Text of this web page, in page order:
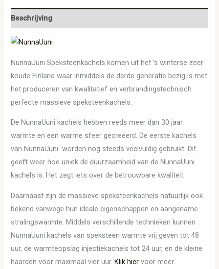
Beschrijving
NunnaUuni Speksteenkachels komen uit het ’s winterse zeer
koude Finland waar inmiddels de derde generatie bezig is met
het produceren van kwalitatief en verbrandingstechnisch
perfecte massieve speksteenkachels.
De NunnaUuni kachels hebben reeds meer dan 30 jaar
warmte en een warme sfeer gecreëerd. De eerste kachels
van NunnaUuni worden nog steeds veelvuldig gebruikt. Dit
geeft weer hoe uniek de duurzaamheid van de NunnaUuni
kachels is. Het zegt iets over de betrouwbare kwaliteit.
Daarnaast zijn de massieve speksteenkachels natuurlijk ook
bekend vanwege hun ideale eigenschappen en aangename
stralingswarmte. Middels verschillende technieken kunnen
NunnaUuni kachels van speksteen warmte vrij geven tot 48
uur, de warmteopslag injectiekachels tot 24 uur, en de kleine
haarden voor maximaal vier uur.Klik hiervoor meer